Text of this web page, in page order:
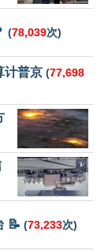
(78,039次)
计普京 (77,698
📝 (73,233次)